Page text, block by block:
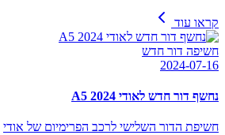
קראו עוד
חשיפה דור חדש
2024-07-16
נחשף דור חדש לאודי A5 2024
חשיפת הדור השלישי לרכב הפרימיום של אודי